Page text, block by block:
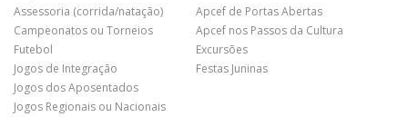
Assessoria (corrida/natação)
Campeonatos ou Torneios
Futebol
Jogos de Integração
Jogos dos Aposentados
Jogos Regionais ou Nacionais
Apcef de Portas Abertas
Apcef nos Passos da Cultura
Excursões
Festas Juninas